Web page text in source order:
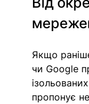
Якщо
чи Google
пропонує